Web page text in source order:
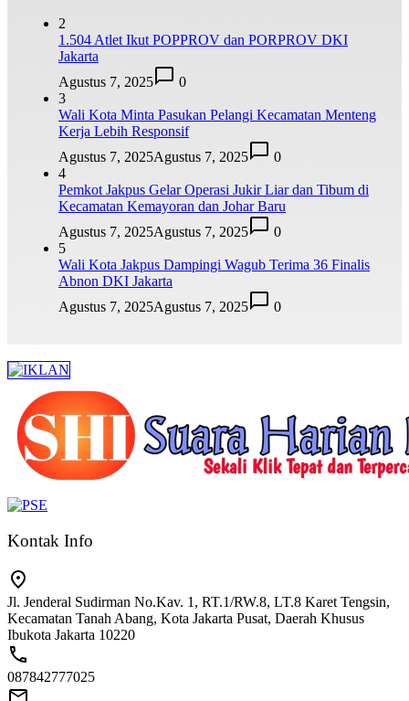
2
1.504 Atlet Ikut POPPROV dan PORPROV DKI
Jakarta
Agustus 7, 2025
0
3
Wali Kota Minta Pasukan Pelangi Kecamatan Menteng
Kerja Lebih Responsif
Agustus 7, 2025Agustus 7, 2025
0
4
Pemkot Jakpus Gelar Operasi Jukir Liar dan Tibum di
Kecamatan Kemayoran dan Johar Baru
Agustus 7, 2025Agustus 7, 2025
0
5
Wali Kota Jakpus Dampingi Wagub Terima 36 Finalis
Abnon DKI Jakarta
Agustus 7, 2025Agustus 7, 2025 0
Kontak Info
Jl. Jenderal Sudirman No.Kav. 1, RT.1/RW.8, LT.8 Karet Tengsin,
Kecamatan Tanah Abang, Kota Jakarta Pusat, Daerah Khusus
Ibukota Jakarta 10220
087842777025